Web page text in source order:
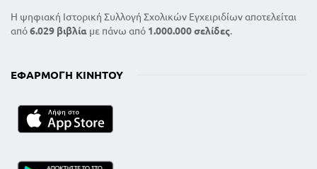
Η ψηφιακή Ιστορική Συλλογή Σχολικών Εγχειριδίων αποτελείται
από6.029 βιβλία με πάνω από 1.000.000 σελίδες.
ΕΦΑΡΜΟΓΉ ΚΙΝΗΤΟΎ